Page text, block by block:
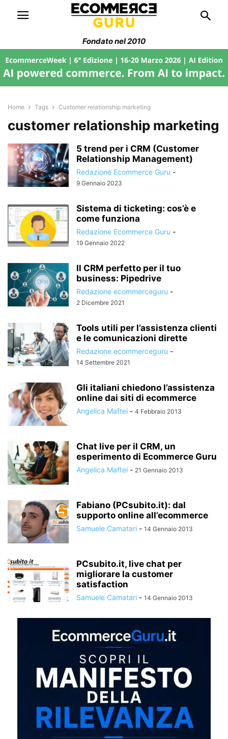
Fondato nel 2010
Home Tags Customer relationship marketing
customer relationship marketing
5 trend per i CRM (Customer
Relationship Management)
Redazione Ecommerce Guru -
9 Gennaio 2023
Sistema di ticketing: cos’è e
come funziona
Redazione Ecommerce Guru -
19 Gennaio 2022
Il CRM perfetto per il tuo
business: Pipedrive
Redazione ecommerceguru -
2 Dicembre 2021
Tools utili per l’assistenza clienti
e le comunicazioni dirette
Redazione ecommerceguru -
14 Settembre 2021
Gli italiani chiedono l’assistenza
online dai siti di ecommerce
Angelica Maftei - 4 Febbraio 2013
Chat live per il CRM, un
esperimento di Ecommerce Guru
Angelica Maftei - 21 Gennaio 2013
Fabiano (PCsubito.it): dal
supporto online all’ecommerce
Samuele Camatari - 14 Gennaio 2013
PCsubito.it, live chat per
migliorare la customer
satisfaction
Samuele Camatari - 14 Gennaio 2013